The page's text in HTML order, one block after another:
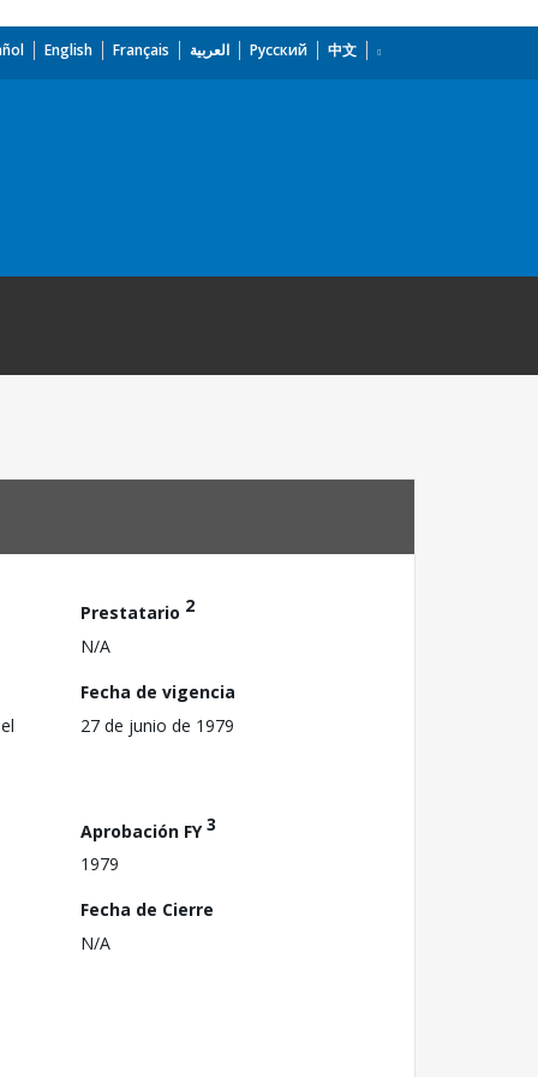
English Français العربية Русский 中文
Prestatario 2
N/A
Fecha de vigencia
27 de junio de 1979
Aprobación FY3
1979
Fecha de Cierre
N/A